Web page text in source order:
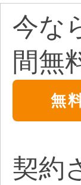
今な
間無
無
契約